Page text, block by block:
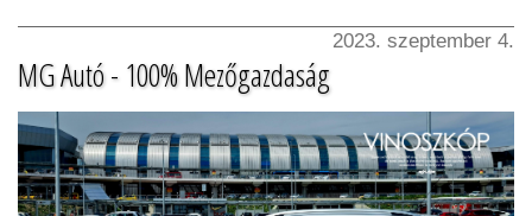
2023. szeptember 4.
MG Autó - 100% Mezőgazdaság